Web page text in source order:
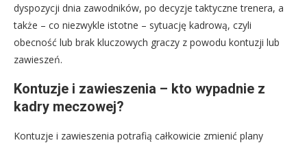
dyspozycji dnia zawodników, po decyzje taktyczne trenera, a
także – co niezwykle istotne – sytuację kadrową, czyli
obecność lub brak kluczowych graczy z powodu kontuzji lub
zawieszeń.
Kontuzje i zawieszenia – kto wypadnie z
kadry meczowej?
Kontuzje i zawieszenia potrafią całkowicie zmienić plany